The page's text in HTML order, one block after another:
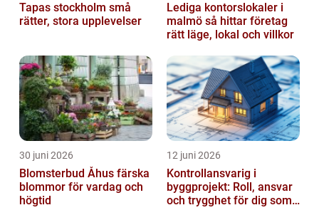
Tapas stockholm små
rätter, stora upplevelser
Lediga kontorslokaler i
malmö så hittar företag
rätt läge, lokal och villkor
30 juni 2026
Blomsterbud Åhus färska
blommor för vardag och
högtid
12 juni 2026
Kontrollansvarig i
byggprojekt: Roll, ansvar
och trygghet för dig som